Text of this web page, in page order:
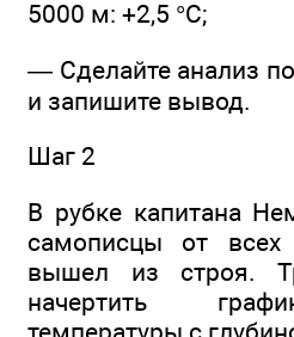
5000 м: +2,5 °С;
— Сделайте анализ
и запишите вывод.
Шаг 2
В рубке капитана
самописцы от
вышел из строя.
начертить